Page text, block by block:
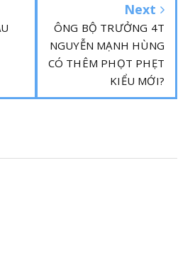
Next
ÔNG BỘ TRƯỞNG 4T
NGUYỄN MẠNH HÙNG
CÓ THÊM PHỌT PHẸT
KIỂU MỚI?